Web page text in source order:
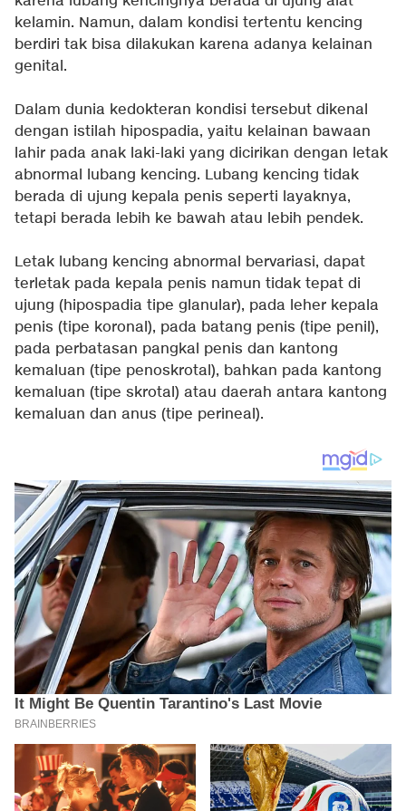
kelamin. Namun, dalam kondisi tertentu kencing
berdiri tak bisa dilakukan karena adanya kelainan
genital.
Dalam dunia kedokteran kondisi tersebut dikenal
dengan istilah hipospadia, yaitu kelainan bawaan
lahir pada anak laki-laki yang dicirikan dengan letak
abnormal lubang kencing. Lubang kencing tidak
berada di ujung kepala penis seperti layaknya,
tetapi berada lebih ke bawah atau lebih pendek.
Letak lubang kencing abnormal bervariasi, dapat
terletak pada kepala penis namun tidak tepat di
ujung (hipospadia tipe glanular), pada leher kepala
penis (tipe koronal), pada batang penis (tipe penil),
pada perbatasan pangkal penis dan kantong
kemaluan (tipe penoskrotal), bahkan pada kantong
kemaluan (tipe skrotal) atau daerah antara kantong
kemaluan dan anus (tipe perineal).